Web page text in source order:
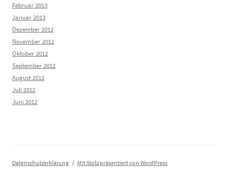
Februar 2013
Januar 2013
Dezember 2012
November 2012
Oktober 2012
September 2012
August 2012
Juli 2012
Juni 2012
Datenschutzerklärung Mit Stolz präsentiert von WordPress